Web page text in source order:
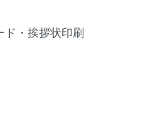
ド・挨拶状印刷